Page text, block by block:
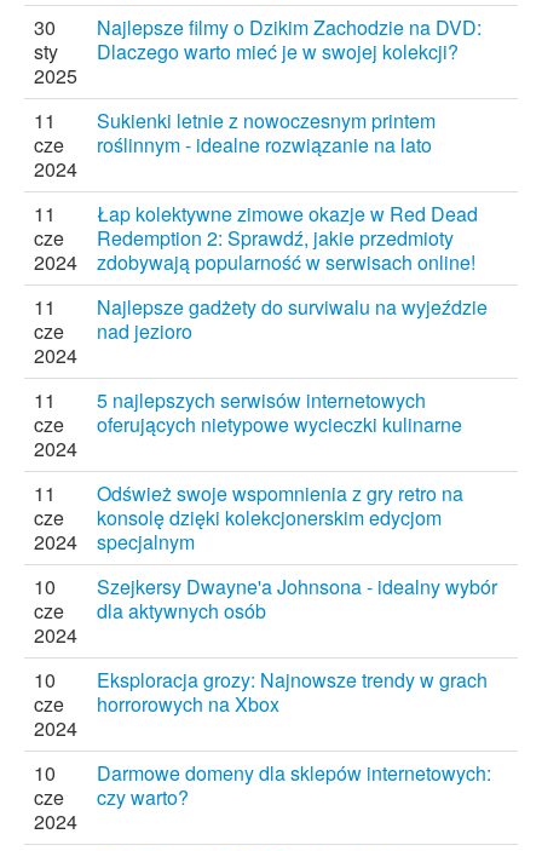
30
sty
2025
Najlepsze filmy o Dzikim Zachodzie na DVD:
Dlaczego warto mieć je w swojej kolekcji?
11
cze
2024
Sukienki letnie z nowoczesnym printem
roślinnym - idealne rozwiązanie na lato
11
cze
2024
Łap kolektywne zimowe okazje w Red Dead
Redemption 2: Sprawdź, jakie przedmioty
zdobywają popularność w serwisach online!
11
cze
2024
Najlepsze gadżety do surviwalu na wyjeździe
nad jezioro
11
cze
2024
5 najlepszych serwisów internetowych
oferujących nietypowe wycieczki kulinarne
11
cze
2024
Odśwież swoje wspomnienia z gry retro na
konsolę dzięki kolekcjonerskim edycjom
specjalnym
10
cze
2024
Szejkersy Dwayne'a Johnsona - idealny wybór
dla aktywnych osób
10
cze
2024
Eksploracja grozy: Najnowsze trendy w grach
horrorowych na Xbox
10
cze
2024
Darmowe domeny dla sklepów internetowych:
czy warto?